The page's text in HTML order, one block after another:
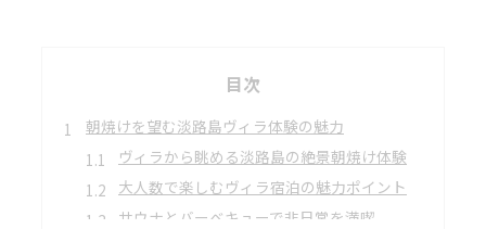
目次
朝焼けを望む淡路島ヴィラ体験の魅力
ヴィラから眺める淡路島の絶景朝焼け体験
大人数で楽しむヴィラ宿泊の魅力ポイント
サウナとバーベキューで非日常を満喫